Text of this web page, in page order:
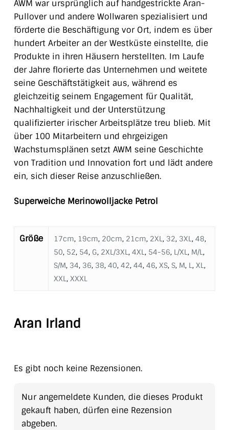
AWM war ursprünglich auf handgestrickte Aran-
Pullover und andere Wollwaren spezialisiert und
förderte die Beschäftigung vor Ort, indem es über
hundert Arbeiter an der Westküste einstellte, die
Produkte in ihren Häusern herstellten. Im Laufe
der Jahre florierte das Unternehmen und weitete
seine Geschäftstätigkeit aus, während es
gleichzeitig seinem Engagement für Qualität,
Nachhaltigkeit und der Unterstützung
qualifizierter irischer Arbeitsplätze treu blieb. Mit
über 100 Mitarbeitern und ehrgeizigen
Wachstumsplänen setzt AWM seine Geschichte
von Tradition und Innovation fort und lädt andere
ein, sich dieser Reise anzuschließen.
Superweiche Merinowolljacke Petrol
Größe 17cm, 19cm, 20cm, 21cm, 2XL, 32, 3XL, 48,
50, 52, 54, G, 2XL/3XL, 4XL, 54-56, L/XL, M/L,
S/M, 34, 36, 38, 40, 42, 44, 46, XS, S, M, L, XL,
XXL, XXXL
Aran Irland
Es gibt noch keine Rezensionen.
Nur angemeldete Kunden, die dieses Produkt
gekauft haben, dürfen eine Rezension
abgeben.